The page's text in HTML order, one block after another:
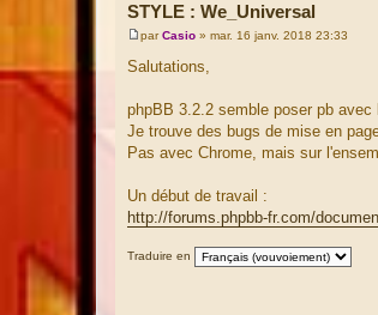
STYLE : We_Universal
M
e
s
g
e
parCasio » mar. 16 janv. 2018 23:33
Salutations,
phpBB 3.2.2 semble poser pb avec
Je trouve des bugs de mise en
Pas avec Chrome, mais sur
Un début de travail :
http://forums.phpbb-fr.com/
Traduire en